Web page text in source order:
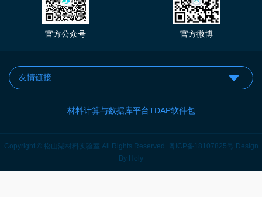
官方公众号 官方微博
材料计算与数据库平台TDAP软件包
Copyright © 松山湖材料实验室 All Rights Reserved. 粤ICP备18107825号 Design
By Holy